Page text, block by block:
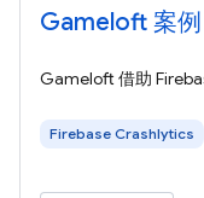
Gameloft 案例
Gameloft 借助
Firebase Crashlytics